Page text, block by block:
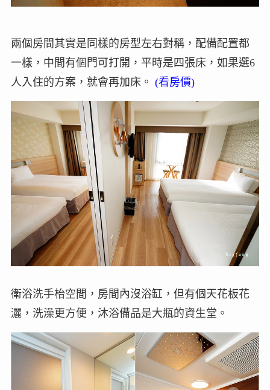
兩個房間其實是同樣的房型左右對稱，配備配置都
一樣，中間有個門可打開，平時是四張床，如果選6
人入住的方案，就會再加床。 (看房價)
衛浴洗手枱空間，房間內沒浴缸，但有個天花板花
灑，洗澡更方便，沐浴備品是大瓶的資生堂。